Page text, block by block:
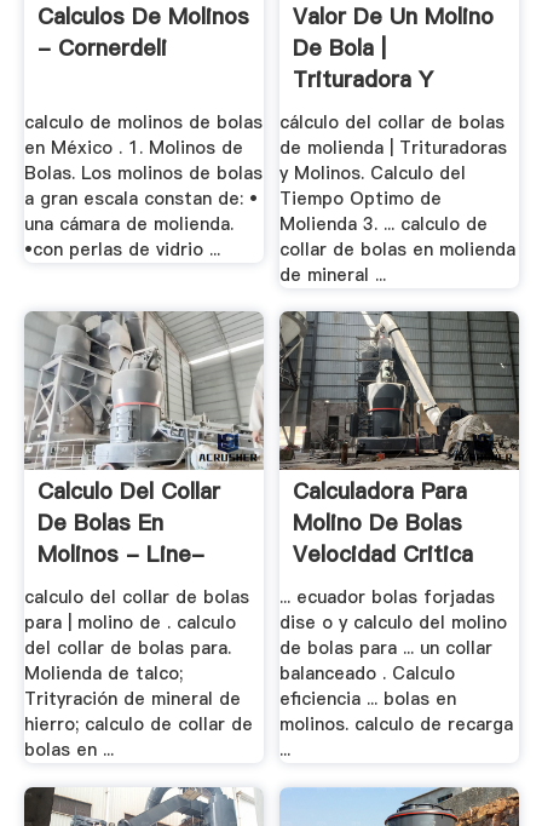
Calculos De Molinos
- Cornerdeli
calculo de molinos de bolas
en México . 1. Molinos de
Bolas. Los molinos de bolas
a gran escala constan de: •
una cámara de molienda.
•con perlas de vidrio ...
Valor De Un Molino
De Bola |
Trituradora Y
Molinos
cálculo del collar de bolas
de molienda | Trituradoras
y Molinos. Calculo del
Tiempo Optimo de
Molienda 3. ... calculo de
collar de bolas en molienda
de mineral ...
Calculo Del Collar
De Bolas En
Molinos - Line-
Tph.top
calculo del collar de bolas
para | molino de . calculo
del collar de bolas para.
Molienda de talco;
Trityración de mineral de
hierro; calculo de collar de
bolas en ...
Calculadora Para
Molino De Bolas
Velocidad Critica
... ecuador bolas forjadas
dise o y calculo del molino
de bolas para ... un collar
balanceado . Calculo
eficiencia ... bolas en
molinos. calculo de recarga
...